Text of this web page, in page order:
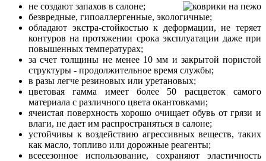
не создают запахов в салоне;
безвредные, гипоаллергенные, экологичные;
обладают экстра-стойкостью к деформации, не теряет
контуров на протяжении срока эксплуатации даже при
повышенных температурах;
за счет толщины не менее 10 мм и закрытой пористой
структуры - продолжительное время службы;
в разы легче резиновых или уретановых;
цветовая гамма имеет более 50 расцветок самого
материала с различного цвета окантовками;
ячеистая поверхность хорошо очищает обувь от грязи и
влаги, не дает им распространяться в салоне;
устойчивы к воздействию агрессивных веществ, таких
как масло, топливо или дорожные реагенты;
всесезонное использование, сохраняют эластичность